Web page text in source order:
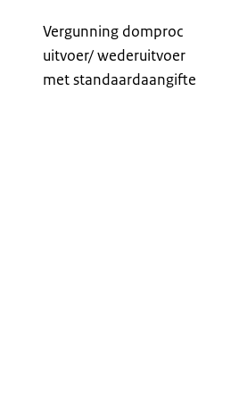
Vergunning domproc
uitvoer/ wederuitvoer
met standaardaangifte